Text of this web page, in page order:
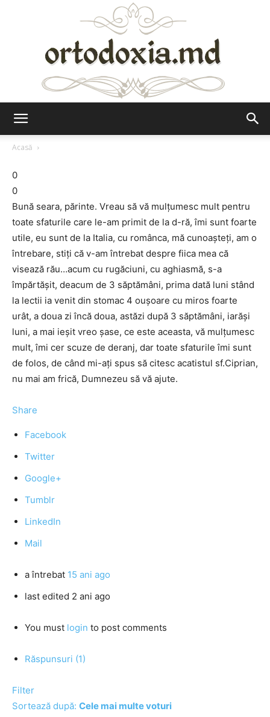
Acasă
0
0
Bună seara, părinte. Vreau să vă mulţumesc mult pentru
toate sfaturile care le-am primit de la d-ră, îmi sunt foarte
utile, eu sunt de la Italia, cu românca, mă cunoaşteţi, am o
întrebare, stiţi că v-am întrebat despre fiica mea că
visează rău…acum cu rugăciuni, cu aghiasmă, s-a
împărtăşit, deacum de 3 săptămâni, prima dată luni stând
la lectii ia venit din stomac 4 ouşoare cu miros foarte
urât, a doua zi încă doua, astăzi după 3 săptămâni, iarăşi
luni, a mai ieşit vreo şase, ce este aceasta, vă mulţumesc
mult, îmi cer scuze de deranj, dar toate sfaturile îmi sunt
de folos, de când mi-aţi spus să citesc acatistul sf.Ciprian,
nu mai am frică, Dumnezeu să vă ajute.
Share
Facebook
Twitter
Google+
Tumblr
LinkedIn
Mail
a întrebat 15 ani ago
last edited 2 ani ago
You must login to post comments
Răspunsuri (1)
Filter
Sortează după: Cele mai multe voturi